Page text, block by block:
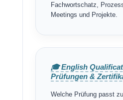
Fachwortschatz,
Meetings und Projekte.
🎓 English
Prüfungen &
Welche Prüfung passt